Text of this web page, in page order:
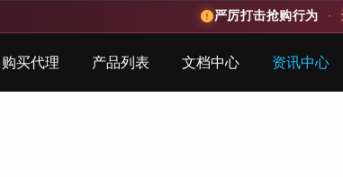
严厉打击抢购行为 ·
购买代理 产品列表 文档中心 资讯中心